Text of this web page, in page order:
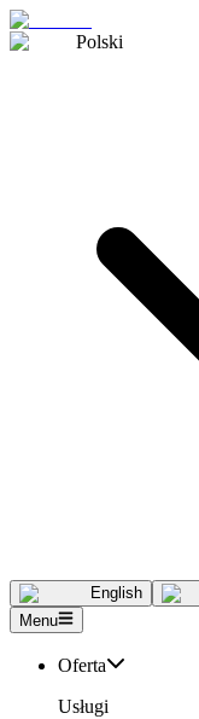
Polski
English
Menu
Oferta
Usługi